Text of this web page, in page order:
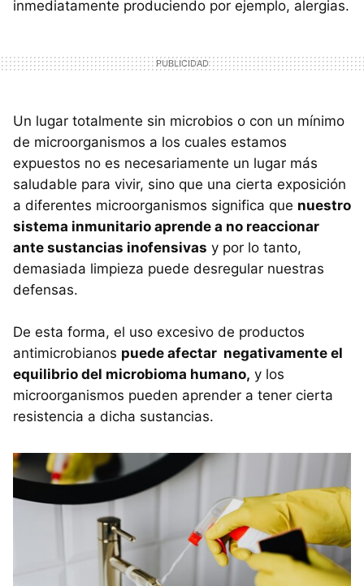
inmediatamente produciendo por ejemplo, alergias.
Un lugar totalmente sin microbios o con un mínimo
de microorganismos a los cuales estamos
expuestos no es necesariamente un lugar más
saludable para vivir, sino que una cierta exposición
a diferentes microorganismos significa que nuestro
sistema inmunitario aprende a no reaccionar
ante sustancias inofensivas y por lo tanto,
demasiada limpieza puede desregular nuestras
defensas.
De esta forma, el uso excesivo de productos
antimicrobianos puede afectar negativamente el
equilibrio del microbioma humano, y los
microorganismos pueden aprender a tener cierta
resistencia a dicha sustancias.